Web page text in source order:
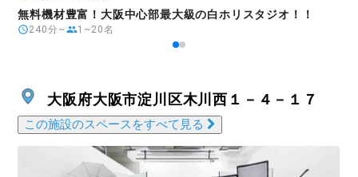
無料機材豊富！大阪中心部最大級の白ホリスタジオ！！
240分~ 1~20名
大阪府大阪市淀川区木川西１－４－１７
この施設のスペースをすべて見る